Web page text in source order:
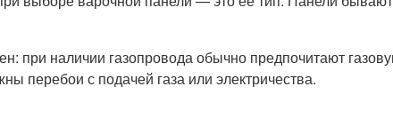
при наличии газопровода обычно предпочитают
перебои с подачей газа или электричества.